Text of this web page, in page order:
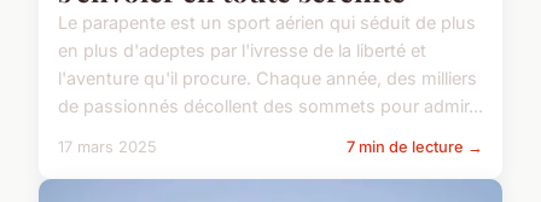
Le parapente est un sport aérien qui séduit de plus
en plus d'adeptes par l'ivresse de la liberté et
l'aventure qu'il procure. Chaque année, des milliers
de passionnés décollent des sommets pour admir...
17 mars 2025 7 min de lecture →